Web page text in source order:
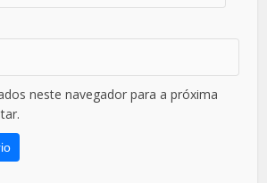
neste navegador para a próxima